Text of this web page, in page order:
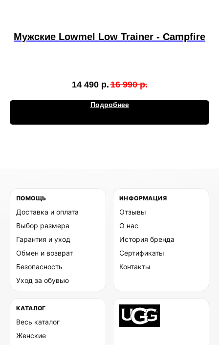
Мужские Lowmel Low Trainer - Campfire
14 490 р.16 990 р.
Подробнее
ПОМОЩЬ
Доставка и оплата
Выбор размера
Гарантия и уход
Обмен и возврат
Безопасность
Уход за обувью
ИНФОРМАЦИЯ
Отзывы
О нас
История бренда
Сертификаты
Контакты
КАТАЛОГ
Весь каталог
Женские